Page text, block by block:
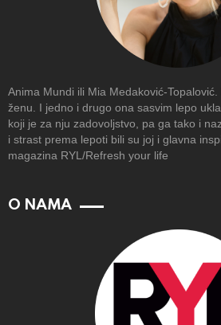
Anima Mundi ili Mia Medaković-
ženu. I jedno i drugo ona sasvim lepo
koji je za nju zadovoljstvo, pa ga tako i
i strast prema lepoti bili su joj i glavna
magazina RYL/Refresh your life
O NAMA